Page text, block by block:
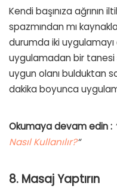
Kendi başınıza ağrının
spazmından mı
durumda iki
uygulamadan bir tanesi
uygun olanı bulduktan
dakika boyunca
Okumaya devam edin :
Nasıl Kullanılır?“
8. Masaj Yaptırın